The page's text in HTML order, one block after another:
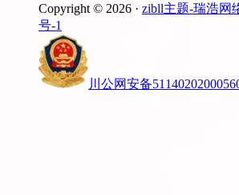
Copyright © 2026 · zibll主题-瑞浩网
号-1
川公网安备